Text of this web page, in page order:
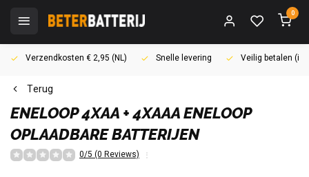
0
Verzendkosten € 2,95 (NL) Snelle levering Veilig betalen
Terug
ENELOOP4XAA + 4XAAA ENELOOP
OPLAADBARE BATTERIJEN
0/5 (0 Reviews)